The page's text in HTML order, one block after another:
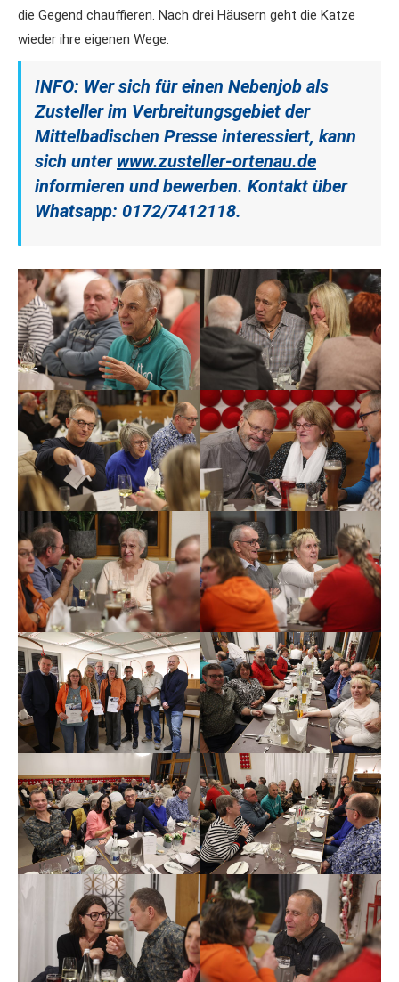
die Gegend chauffieren. Nach drei Häusern geht die Katze
wieder ihre eigenen Wege.
INFO: Wer sich für einen Nebenjob als
Zusteller im Verbreitungsgebiet der
Mittelbadischen Presse interessiert, kann
sich unter www.zusteller-ortenau.de
informieren und bewerben. Kontakt über
Whatsapp: 0172/7412118.